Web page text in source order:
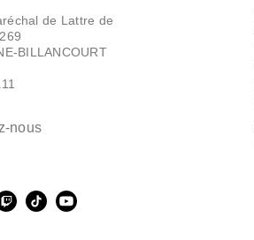
de Lattre de
BILLANCOURT
nous